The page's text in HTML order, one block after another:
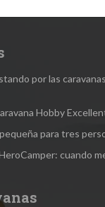
por las
Hobby
para tres
cuando